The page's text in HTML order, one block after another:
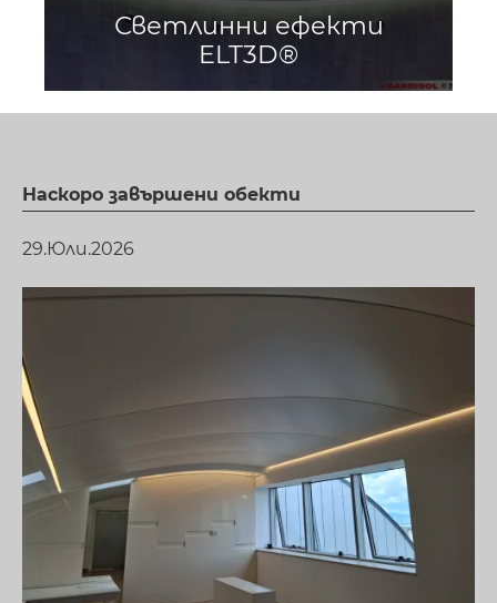
Светлинни ефекти
ELT3D®
Наскоро завършени обекти
29.Юли.2026